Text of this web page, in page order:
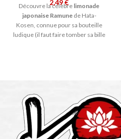
2,49€
Découvre la célèbre limonade
japonaise Ramunede Hata-
Kosen, connue pour sa bouteille
ludique (il faut faire tomber sa bille